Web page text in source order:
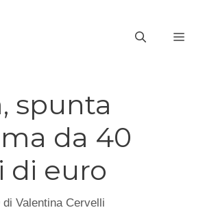
spunta
da 40
di euro
di Valentina Cervelli